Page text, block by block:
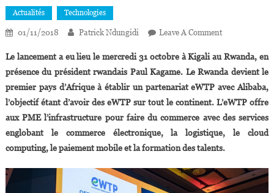
Actualités Technologies
01/11/2018 Patrick Ndungidi Leave A CommentOn
Ma
A
Lancé
La
Première
Electronic
Platform
(eWTP)
Le lancement a eu lieu le mercredi 31 octobre à Kigali au Rwanda, en
présence du président rwandais Paul Kagame. Le Rwanda devient le
premier pays d’Afrique à établir un partenariat eWTP avec Alibaba,
l’objectif étant d’avoir des eWTP sur tout le continent.L’eWTP offre
aux PME l’infrastructure pour faire du commerce avec des services
englobant le commerce électronique, la logistique, le cloud
computing, le paiement mobile et la formation des talents.